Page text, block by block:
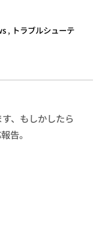
, トラブルシューテ
、もしかしたら
告。